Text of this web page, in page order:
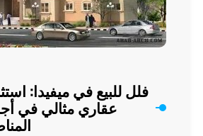
فلل للبيع في ميفيدا: استثمار
عقاري مثالي في أجمل
المناطق